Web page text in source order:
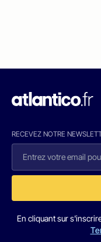
RECEVEZ NOTRE
En cliquant sur